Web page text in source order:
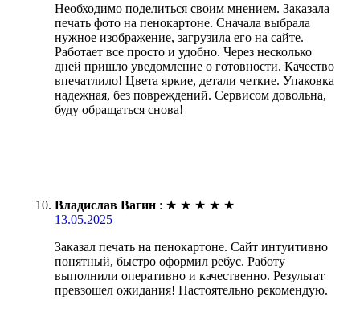
Необходимо поделиться своим мнением. Заказала
печать фото на пенокартоне. Сначала выбрала
нужное изображение, загрузила его на сайте.
Работает все просто и удобно. Через несколько
дней пришло уведомление о готовности. Качество
впечатлило! Цвета яркие, детали четкие. Упаковка
надежная, без повреждений. Сервисом довольна,
буду обращаться снова!
Владислав Вагин : ★ ★ ★ ★ ★
13.05.2025
Заказал печать на пенокартоне. Сайт интуитивно
понятный, быстро оформил ребус. Работу
выполнили оперативно и качественно. Результат
превзошел ожидания! Настоятельно рекомендую.